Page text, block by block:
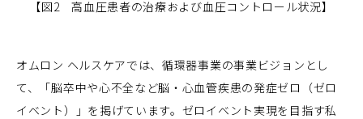
【図2 高血圧患者の治療および血圧コントロール状況】
オムロン ヘルスケアでは、循環器事業の事業ビジョンとし
て、「脳卒中や心不全など脳・心血管疾患の発症ゼロ（ゼロ
イベント）」を掲げています。ゼロイベント実現を目指す私